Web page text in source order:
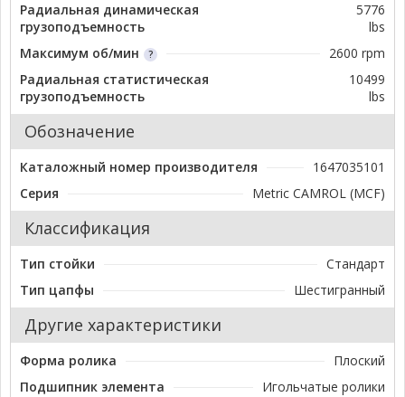
Радиальная динамическая
грузоподъемность
5776
lbs
Максимум об/мин
2600 rpm
Радиальная статистическая
грузоподъемность
10499
lbs
Обозначение
Каталожный номер производителя
1647035101
Серия
Metric CAMROL (MCF)
Классификация
Тип стойки
Стандарт
Тип цапфы
Шестигранный
Другие характеристики
Форма ролика
Плоский
Подшипник элемента
Игольчатые ролики